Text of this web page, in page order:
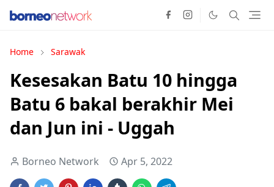
Home Sarawak
Kesesakan Batu 10 hingga
Batu 6 bakal berakhir Mei
dan Jun ini - Uggah
Borneo Network Apr 5, 2022